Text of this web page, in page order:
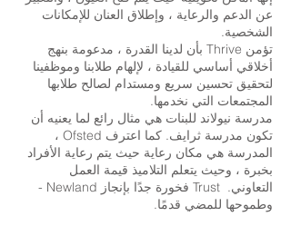
عن الدعم والرعاية ، وإطلاق العنان للإمكانات
الشخصية.
تؤمن Thrive بأن لدينا القدرة ، مدعومة بنهج
أخلاقي أساسي للقيادة ، لإلهام طلابنا وموظفينا
لتحقيق تحسين سريع ومستدام لصالح طلابها
المجتمعات التي نخدمها.
مدرسة نيولاند للبنات هي مثال رائع لما يعنيه أن
تكون مدرسة ثرايف. كما اعترف Ofsted ،
المدرسة هي مكان رعاية حيث يتم رعاية الأفراد
بخبرة ، وحيث يتعلم التلاميذ قيمة العمل
التعاوني. Trust فخورة جدًا بإنجاز Newland -
وطموحها للمضي قدمًا.